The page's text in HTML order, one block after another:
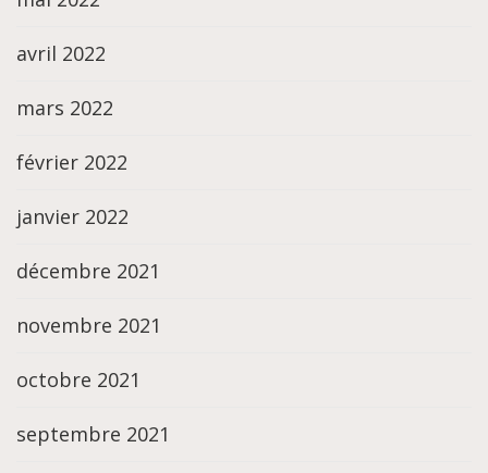
avril 2022
mars 2022
février 2022
janvier 2022
décembre 2021
novembre 2021
octobre 2021
septembre 2021